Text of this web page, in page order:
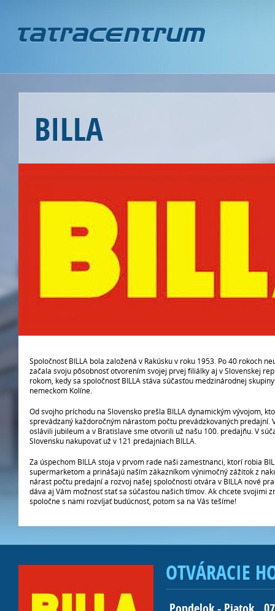
BILLA
Spoločnosť BILLA bola založená v Rakúsku v roku 1953. Po 40 rokoch
začala svoju pôsobnosť otvorením svojej prvej filiálky aj v Slovenskej
rokom, kedy sa spoločnosť BILLA stáva súčasťou medzinárodnej skupiny
nemeckom Kolíne.
Od svojho príchodu na Slovensko prešla BILLA dynamickým vývojom,
sprevádzaný každoročným nárastom počtu prevádzkovaných predajní.
oslávili jubileum a v Bratislave sme otvorili už našu 100. predajňu. V
Slovensku nakupovať už v 121 predajniach BILLA.
Za úspechom BILLA stoja v prvom rade naši zamestnanci, ktorí robia
supermarketom a prinášajú naším zákazníkom výnimočný zážitok z
nárast počtu predajní a rozvoj našej spoločnosti otvára v BILLA nové
dáva aj Vám možnosť stať sa súčasťou našich tímov. Ak chcete svojimi
spoločne s nami rozvíjať budúcnosť, potom sa na Vás tešíme!
OTVÁRACIE